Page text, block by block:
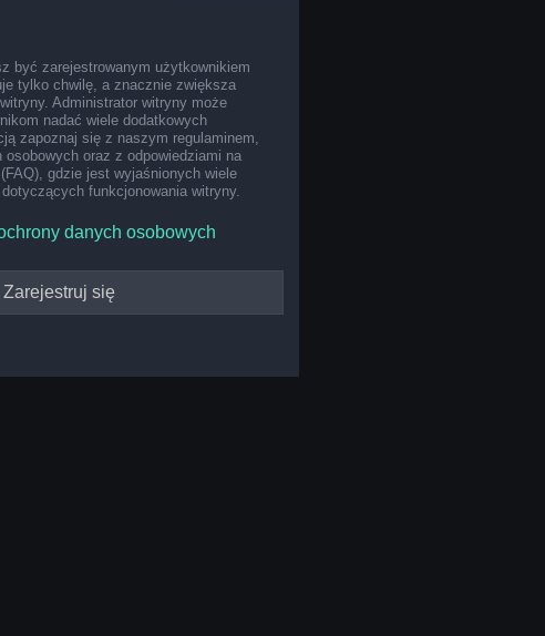
być zarejestrowanym użytkownikiem
tylko chwilę, a znacznie zwiększa
Administrator witryny może
nadać wiele dodatkowych
zapoznaj się z naszym regulaminem,
oraz z odpowiedziami na
gdzie jest wyjaśnionych wiele
funkcjonowania witryny.
danych osobowych
Zarejestruj się